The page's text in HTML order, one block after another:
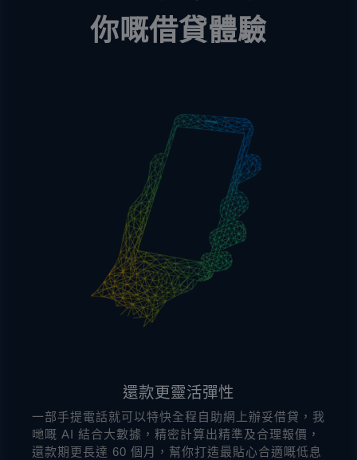
你嘅借貸體驗
還款更靈活彈性
一部手提電話就可以特快全程自助網上辦妥借貸，我
哋嘅 AI 結合大數據，精密計算出精準及合理報價，
還款期更長達 60 個月，幫你打造最貼心合適嘅低息